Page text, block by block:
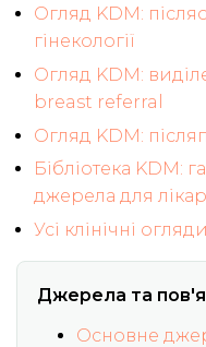
Огляд KDM:
гінекології
Огляд KDM:
breast referral
Огляд KDM:
Бібліотека KDM:
джерела для
Усі клінічні
Джерела та
Основне